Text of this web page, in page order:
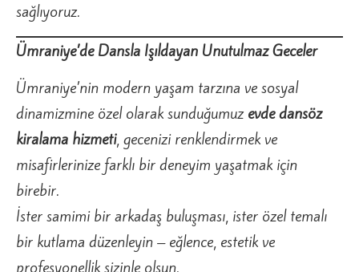
sağlıyoruz.
Ümraniye’de Dansla Işıldayan Unutulmaz Geceler
Ümraniye’nin modern yaşam tarzına ve sosyal
dinamizmine özel olarak sunduğumuz evde dansöz
kiralama hizmeti, gecenizi renklendirmek ve
misafirlerinize farklı bir deneyim yaşatmak için
birebir.
İster samimi bir arkadaş buluşması, ister özel temalı
bir kutlama düzenleyin – eğlence, estetik ve
profesyonellik sizinle olsun.